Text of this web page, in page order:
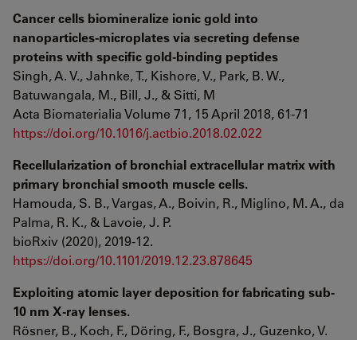
Cancer cells biomineralize ionic gold into
nanoparticles-microplates via secreting defense
proteins with speciﬁc gold-binding peptides
Singh, A. V., Jahnke, T., Kishore, V., Park, B. W.,
Batuwangala, M., Bill, J., & Sitti, M
Acta Biomaterialia Volume 71, 15 April 2018, 61-71
https://doi.org/10.1016/j.actbio.2018.02.022
Recellularization of bronchial extracellular matrix with
primary bronchial smooth muscle cells.
Hamouda, S. B., Vargas, A., Boivin, R., Miglino, M. A., da
Palma, R. K., & Lavoie, J. P.
bioRxiv (2020), 2019-12.
https://doi.org/10.1101/2019.12.23.878645
Exploiting atomic layer deposition for fabricating sub-
10 nm X-ray lenses.
Rösner, B., Koch, F., Döring, F., Bosgra, J., Guzenko, V.